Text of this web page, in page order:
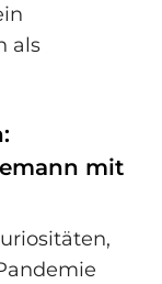
als
mit